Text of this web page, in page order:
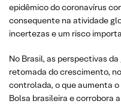
epidêmico do coronavírus
consequente na atividade
incertezas e um risco
No Brasil, as perspectivas
retomada do crescimento,
controlada, o que aumenta
Bolsa brasileira e corrobora